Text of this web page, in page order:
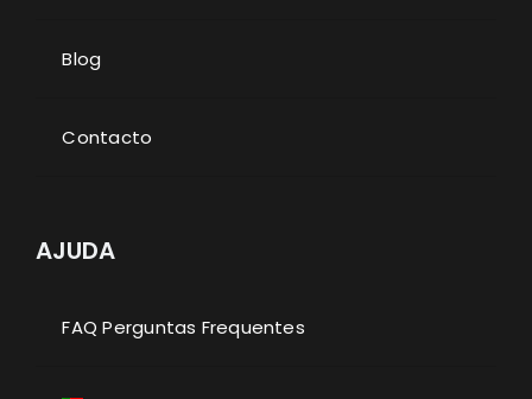
Blog
Contacto
AJUDA
FAQ Perguntas Frequentes